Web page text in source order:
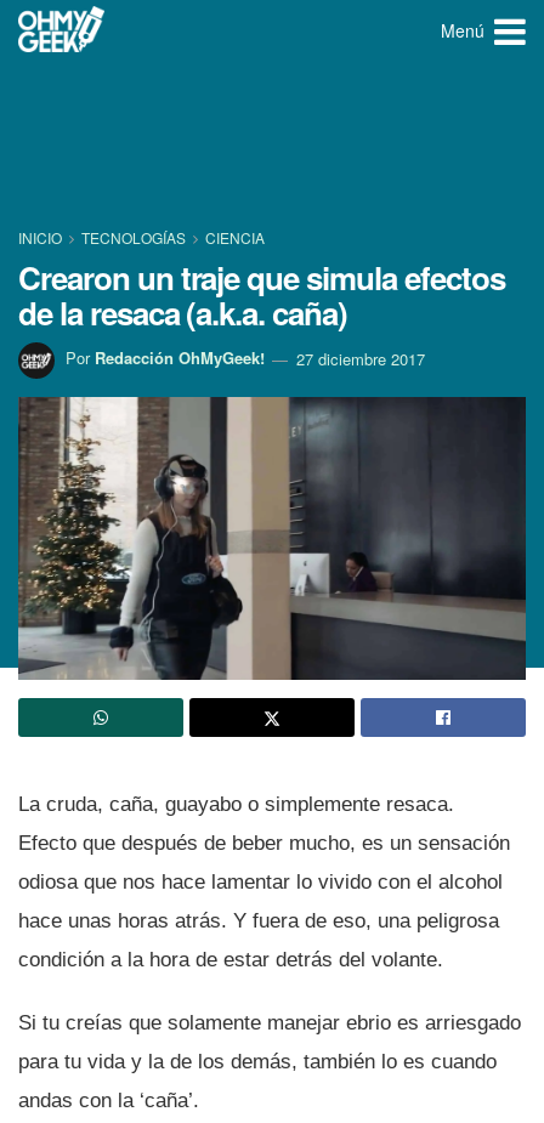
Menú
INICIO TECNOLOGÍ­AS CIENCIA
Crearon un traje que simula efectos
de la resaca (a.k.a. caña)
Por Redacción OhMyGeek! 27 diciembre 2017
La cruda, caña, guayabo o simplemente resaca.
Efecto que después de beber mucho, es un sensación
odiosa que nos hace lamentar lo vivido con el alcohol
hace unas horas atrás. Y fuera de eso, una peligrosa
condición a la hora de estar detrás del volante.
Si tu creí­as que solamente manejar ebrio es arriesgado
para tu vida y la de los demás, también lo es cuando
andas con la ‘caña’.